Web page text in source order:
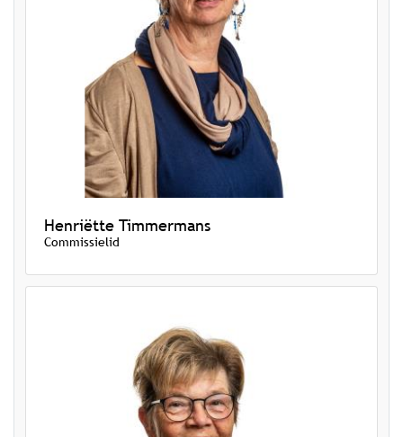
Henriëtte Timmermans
Commissielid